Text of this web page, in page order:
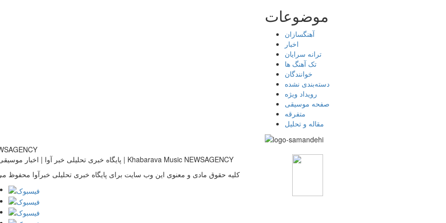
موضوعات
آهنگسازان
اخبار
ترانه سرایان
تک آهنگ ها
خوانندگان
دسته‌بندی نشده
رویداد ویژه
صفحه موسیقی
متفرقه
مقاله و تحلیل
پایگاه خبری تحلیلی خبر آوا | اخبار موسیقی ایران | Khabarava Music NEWSAGENCY
کلیه حقوق مادی و معنوی این وب سایت برای پایگاه خبری تحلیلی خبرآوا محفوظ